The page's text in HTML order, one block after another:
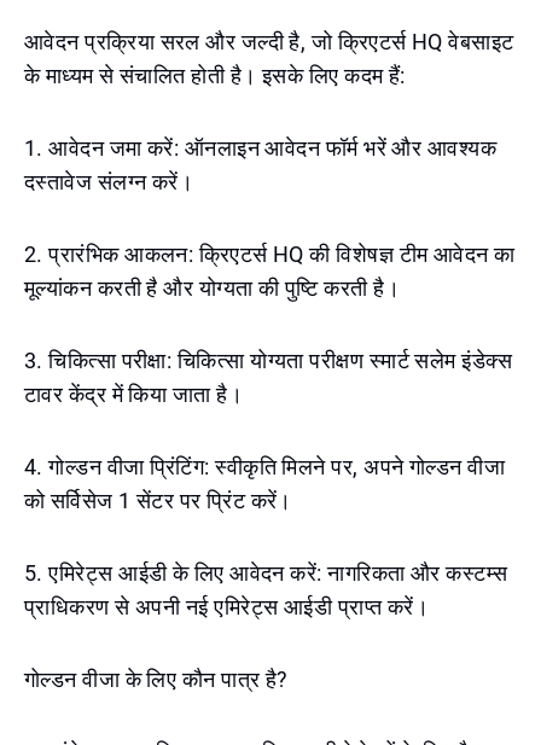
आवेदन प्रक्रिया सरल और जल्दी है, जो क्रिएटर्स HQ वेबसाइट
के माध्यम से संचालित होती है। इसके लिए कदम हैं:
1. आवेदन जमा करें: ऑनलाइन आवेदन फॉर्म भरें और आवश्यक
दस्तावेज संलग्न करें।
2. प्रारंभिक आकलन: क्रिएटर्स HQ की विशेषज्ञ टीम आवेदन का
मूल्यांकन करती है और योग्यता की पुष्टि करती है।
3. चिकित्सा परीक्षा: चिकित्सा योग्यता परीक्षण स्मार्ट सलेम इंडेक्स
टावर केंद्र में किया जाता है।
4. गोल्डन वीजा प्रिंटिंग: स्वीकृति मिलने पर, अपने गोल्डन वीजा
को सर्विसेज 1 सेंटर पर प्रिंट करें।
5. एमिरेट्स आईडी के लिए आवेदन करें: नागरिकता और कस्टम्स
प्राधिकरण से अपनी नई एमिरेट्स आईडी प्राप्त करें।
गोल्डन वीजा के लिए कौन पात्र है?